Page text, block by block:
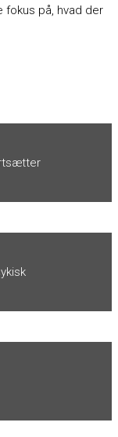
fokus på, hvad der